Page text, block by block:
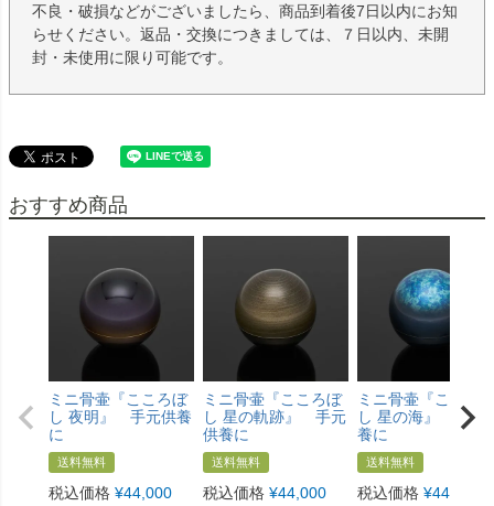
不良・破損などがございましたら、商品到着後7日以内にお知
らせください。返品・交換につきましては、７日以内、未開
封・未使用に限り可能です。
おすすめ商品
ミニ骨壷『こころぼ
し 夜明』 手元供養
に
送料無料
税込価格 ¥44,000
ミニ骨壷『こころぼ
し 星の軌跡』 手元
供養に
送料無料
税込価格 ¥44,000
ミニ骨壷『こころ
し 星の海』 手元
養に
送料無料
税込価格 ¥44,000